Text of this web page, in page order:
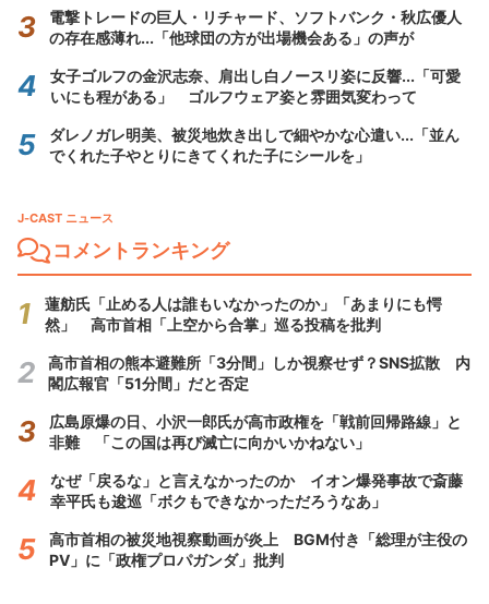
電撃トレードの巨人・リチャード、ソフトバンク・秋広優人
の存在感薄れ...「他球団の方が出場機会ある」の声が
女子ゴルフの金沢志奈、肩出し白ノースリ姿に反響...「可愛
いにも程がある」 ゴルフウェア姿と雰囲気変わって
ダレノガレ明美、被災地炊き出しで細やかな心遣い...「並ん
でくれた子やとりにきてくれた子にシールを」
J-CAST ニュース
コメントランキング
蓮舫氏「止める人は誰もいなかったのか」「あまりにも愕
然」 高市首相「上空から合掌」巡る投稿を批判
高市首相の熊本避難所「3分間」しか視察せず？SNS拡散 内
閣広報官「51分間」だと否定
広島原爆の日、小沢一郎氏が高市政権を「戦前回帰路線」と
非難 「この国は再び滅亡に向かいかねない」
なぜ「戻るな」と言えなかったのか イオン爆発事故で斎藤
幸平氏も逡巡「ボクもできなかっただろうなあ」
高市首相の被災地視察動画が炎上 BGM付き「総理が主役の
PV」に「政権プロパガンダ」批判